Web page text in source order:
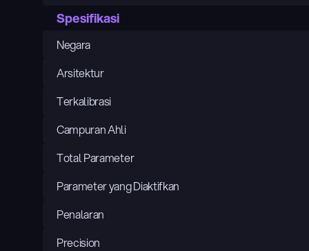
Spesifikasi
Negara
Arsitektur
Terkalibrasi
Campuran Ahli
Total Parameter
Parameter yang Diaktifkan
Penalaran
Precision